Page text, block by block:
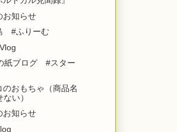
お知らせ
#ふりーむ
紙ブログ #スター
のおもちゃ（商品名
い）
お知らせ